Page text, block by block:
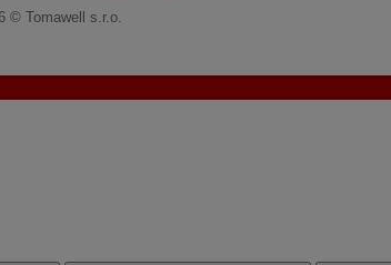
© Tomawell s.r.o.